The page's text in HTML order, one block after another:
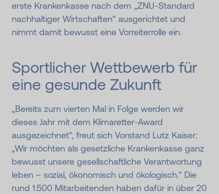
erste Krankenkasse nach dem „ZNU-Standard
nachhaltiger Wirtschaften“ ausgerichtet und
nimmt damit bewusst eine Vorreiterrolle ein.
Sportlicher Wettbewerb für
eine gesunde Zukunft
„Bereits zum vierten Mal in Folge werden wir
dieses Jahr mit dem Klimaretter-Award
ausgezeichnet“, freut sich Vorstand Lutz Kaiser:
„Wir möchten als gesetzliche Krankenkasse ganz
bewusst unsere gesellschaftliche Verantwortung
leben – sozial, ökonomisch und ökologisch.“ Die
rund 1.500 Mitarbeitenden haben dafür in über 20